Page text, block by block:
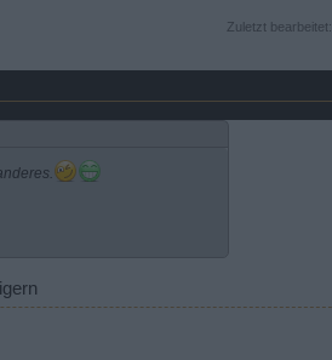
Zuletzt bearbeitet: